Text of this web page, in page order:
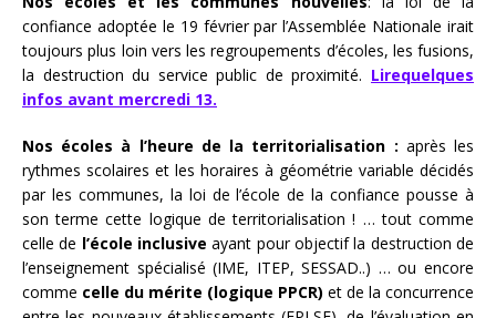
confiance adoptée le 19 février par l’Assemblée Nationale irait
toujours plus loin vers les regroupements d’écoles, les fusions,
la destruction du service public de proximité. Lirequelques
infos avant mercredi 13.
Nos écoles à l’heure de la territorialisation : après les
rythmes scolaires et les horaires à géométrie variable décidés
par les communes, la loi de l’école de la confiance pousse à
son terme cette logique de territorialisation ! … tout comme
celle de l’école inclusive ayant pour objectif la destruction de
l’enseignement spécialisé (IME, ITEP, SESSAD..) … ou encore
comme celle du mérite (logique PPCR) et de la concurrence